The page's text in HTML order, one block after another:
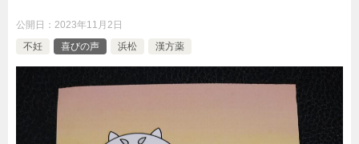
公開日： 2023年11月2日
不妊
喜びの声 浜松 漢方薬